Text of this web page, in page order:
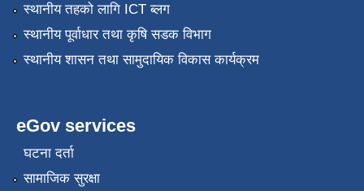
स्थानीय तहको लागि ICT ब्लग
स्थानीय पूर्वाधार तथा कृषि सडक विभाग
स्थानीय शासन तथा सामुदायिक विकास कार्यक्रम
eGov services
घटना दर्ता
सामाजिक सुरक्षा